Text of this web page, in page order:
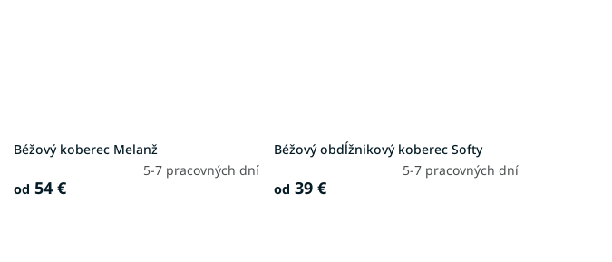
Béžový koberec Melanž
5-7 pracovných dní
od 54 €
Béžový obdĺžnikový koberec Softy
5-7 pracovných dní
od 39 €